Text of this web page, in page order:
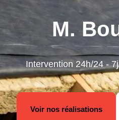
M.
Intervention 24h/24 -
Voir nos réalisations